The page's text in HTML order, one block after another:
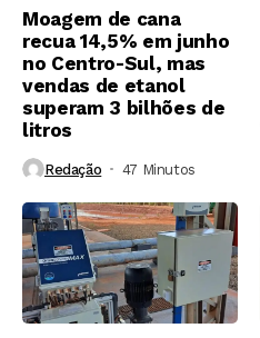
Moagem de cana
recua 14,5% em junho
no Centro-Sul, mas
vendas de etanol
superam 3 bilhões de
litros
Redação 47 Minutos ⁮